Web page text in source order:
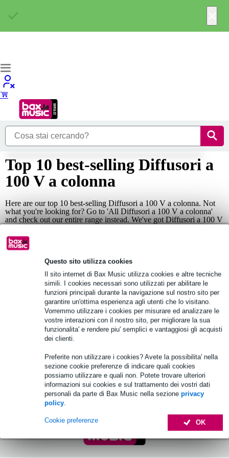
Questo sito utilizza cookies
Il sito internet di Bax Music utilizza cookies e altre tecniche
simili. I cookies necessari sono utilizzati per abilitare le
funzioni principali durante la navigazione sul nostro sito per
garantire un'ottima esperienza agli utenti che lo visitano.
Vorremmo utilizzare i cookies per misurare ed analizzare le
vostre interazioni con il nostro sito, per migliorare la sua
funzionalita' e rendere piu' semplici e vantaggiosi gli acquisti
dei clienti.
Preferite non utilizzare i cookies? Avete la possibilita' nella
sezione cookie preferenze di indicare quali cookies
possiamo utilizzare e quali non. Potete trovare ulteriori
informazioni sui cookies e sul trattamento dei vostri dati
personali da parte di Bax Music nella sezione privacy
policy.
OK
Cookie preferenze
Top 10 best-selling Diffusori a
100 V a colonna
Here are our top 10 best-selling Diffusori a 100 V a colonna. Not
what you're looking for? Go to 'All Diffusori a 100 V a colonna'
and check out our entire range instead. We've got Diffusori a 100 V
Per saperne di più...
1 Valutazione
DAP CS-330 diffusore a colonna 100 V 30
W
Prezzo consigliato 52,00 €
Disponibile
Aggiungi al carrello